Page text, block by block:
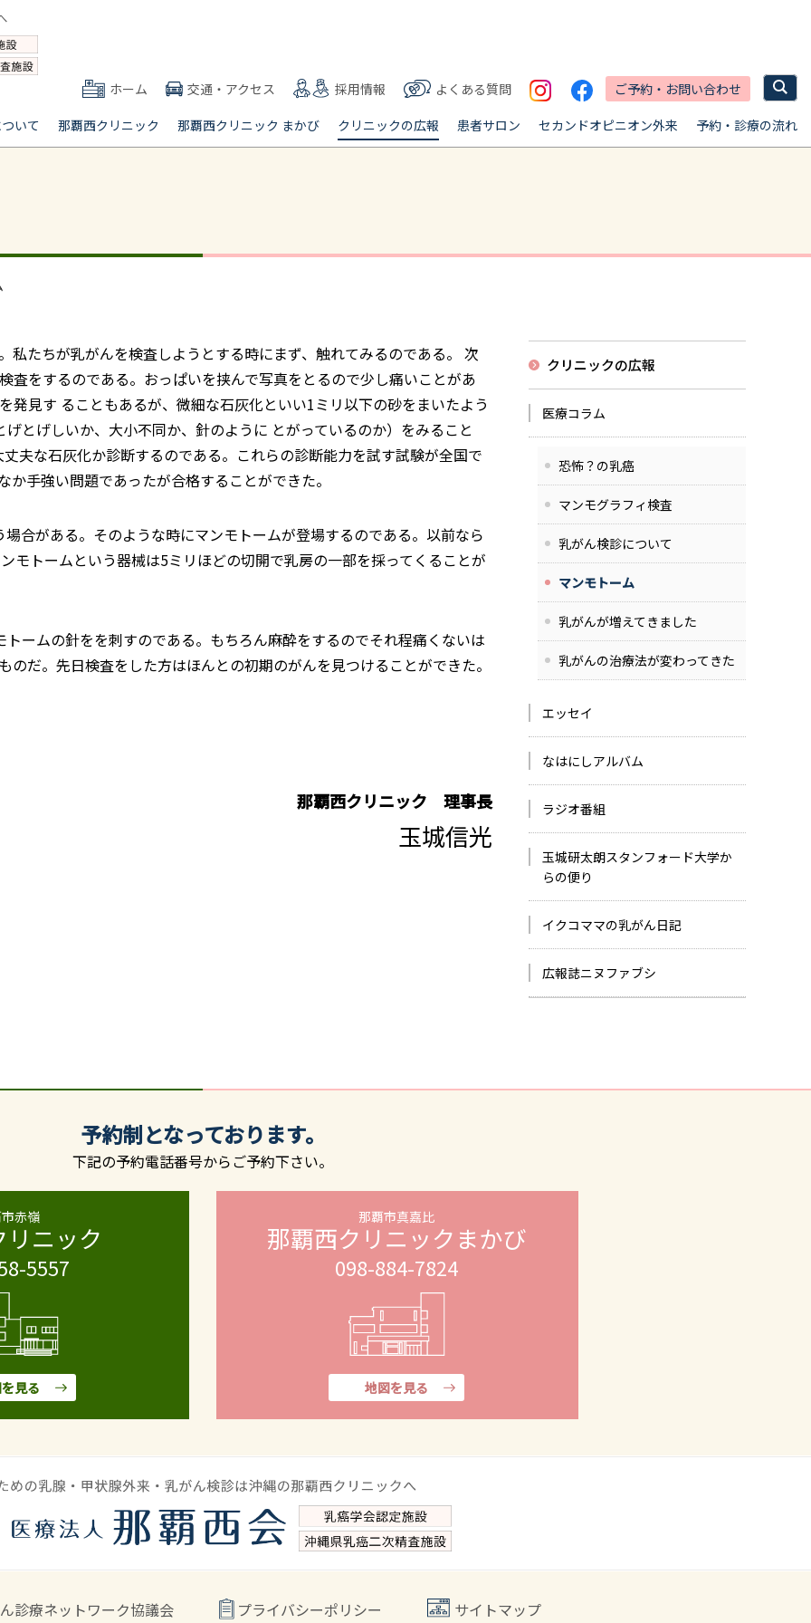
ホーム 交通・アクセス 採用情報 よくある質問 ご予約・お問い合わせ
いて 那覇西クリニック 那覇西クリニック まかび クリニックの広報 患者サロン セカンドオピニオン外来 予約・診療の流れ
私たちが乳がんを検査しようとする時にまず、触れてみるのである。 次
査をするのである。おっぱいを挟んで写真をとるので少し痛いことがあ
発見す ることもあるが、微細な石灰化といい1ミリ以下の砂をまいたよう
とげしいか、大小不同か、針のように とがっているのか）をみること
夫な石灰化か診断するのである。これらの診断能力を試す試験が全国で
手強い問題であったが合格することができた。
合がある。そのような時にマンモトームが登場するのである。以前なら
モトームという器械は5ミリほどの切開で乳房の一部を採ってくることが
ームの針をを刺すのである。もちろん麻酔をするのでそれ程痛くないは
だ。先日検査をした方はほんとの初期のがんを見つけることができた。
那覇西クリニック 理事長
玉城信光
クリニックの広報
医療コラム
恐怖？の乳癌
マンモグラフィ検査
乳がん検診について
マンモトーム
乳がんが増えてきました
乳がんの治療法が変わってきた
エッセイ
なはにしアルバム
ラジオ番組
玉城研太朗スタンフォード大学か
らの便り
イクコママの乳がん日記
広報誌ニヌファブシ
予約制となっております。
下記の予約電話番号からご予約下さい。
赤嶺
ニック
5557
見る
那覇市真嘉比
那覇西クリニックまかび
098-884-7824
地図を見る
診療ネットワーク協議会 プライバシーポリシー サイトマップ